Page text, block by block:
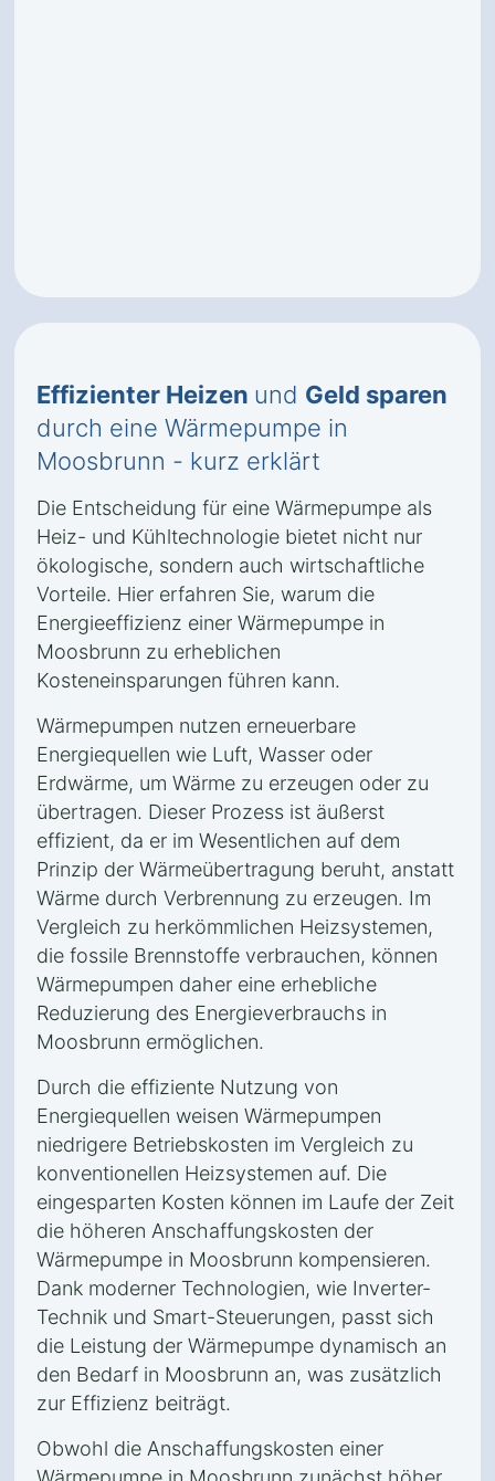
Effizienter Heizen und Geld sparen
durch eine Wärmepumpe in
Moosbrunn - kurz erklärt
Die Entscheidung für eine Wärmepumpe als
Heiz- und Kühltechnologie bietet nicht nur
ökologische, sondern auch wirtschaftliche
Vorteile. Hier erfahren Sie, warum die
Energieeffizienz einer Wärmepumpe in
Moosbrunn zu erheblichen
Kosteneinsparungen führen kann.
Wärmepumpen nutzen erneuerbare
Energiequellen wie Luft, Wasser oder
Erdwärme, um Wärme zu erzeugen oder zu
übertragen. Dieser Prozess ist äußerst
effizient, da er im Wesentlichen auf dem
Prinzip der Wärmeübertragung beruht, anstatt
Wärme durch Verbrennung zu erzeugen. Im
Vergleich zu herkömmlichen Heizsystemen,
die fossile Brennstoffe verbrauchen, können
Wärmepumpen daher eine erhebliche
Reduzierung des Energieverbrauchs in
Moosbrunn ermöglichen.
Durch die effiziente Nutzung von
Energiequellen weisen Wärmepumpen
niedrigere Betriebskosten im Vergleich zu
konventionellen Heizsystemen auf. Die
eingesparten Kosten können im Laufe der Zeit
die höheren Anschaffungskosten der
Wärmepumpe in Moosbrunn kompensieren.
Dank moderner Technologien, wie Inverter-
Technik und Smart-Steuerungen, passt sich
die Leistung der Wärmepumpe dynamisch an
den Bedarf in Moosbrunn an, was zusätzlich
zur Effizienz beiträgt.
Obwohl die Anschaffungskosten einer